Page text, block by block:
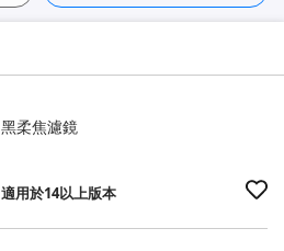
黑柔焦濾鏡
適用於14以上版本